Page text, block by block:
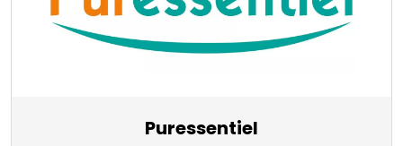
Puressentiel